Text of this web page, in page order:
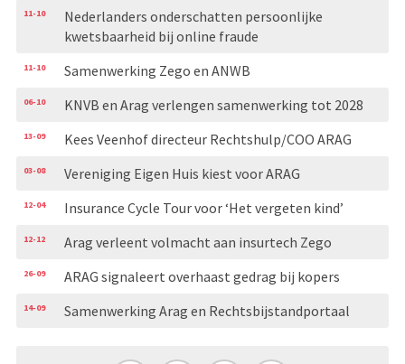
11-10
Nederlanders onderschatten persoonlijke
kwetsbaarheid bij online fraude
11-10 Samenwerking Zego en ANWB
06-10 KNVB en Arag verlengen samenwerking tot 2028
13-09 Kees Veenhof directeur Rechtshulp/COO ARAG
03-08 Vereniging Eigen Huis kiest voor ARAG
12-04 Insurance Cycle Tour voor ‘Het vergeten kind’
12-12 Arag verleent volmacht aan insurtech Zego
26-09 ARAG signaleert overhaast gedrag bij kopers
14-09 Samenwerking Arag en Rechtsbijstandportaal